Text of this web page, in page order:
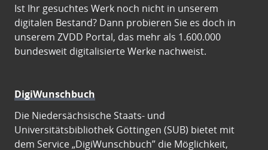
Ist Ihr gesuchtes Werk noch nicht in unserem
digitalen Bestand? Dann probieren Sie es doch in
unserem ZVDD Portal, das mehr als 1.600.000
bundesweit digitalisierte Werke nachweist.
DigiWunschbuch
Die Niedersächsische Staats- und
Universitätsbibliothek Göttingen (SUB) bietet mit
dem Service „DigiWunschbuch” die Möglichkeit,